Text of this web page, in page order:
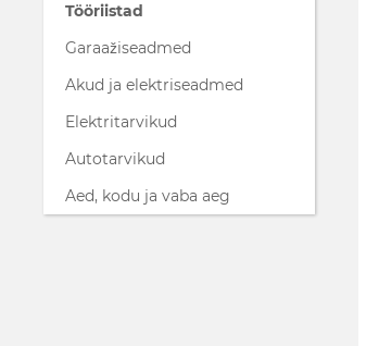
Tööriistad
Garaažiseadmed
Akud ja elektriseadmed
Elektritarvikud
Autotarvikud
Aed, kodu ja vaba aeg